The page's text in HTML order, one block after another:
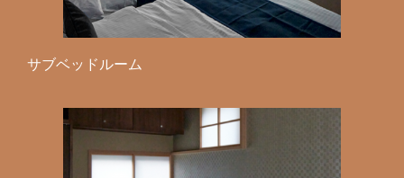
サブベッドルーム